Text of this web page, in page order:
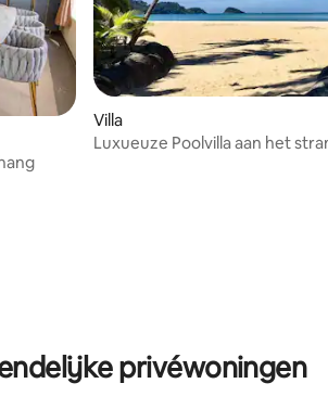
Villa
Luxueuze Poolvilla aan het
privéwoningen